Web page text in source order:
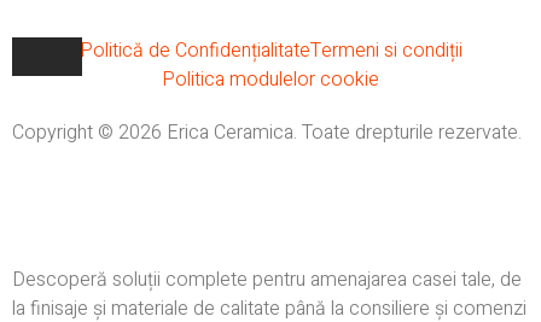
Politică de ConfidențialitateTermeni si condiții
Politica modulelor cookie
Copyright © 2026 Erica Ceramica. Toate drepturile rezervate.
Descoperă soluții complete pentru amenajarea casei tale, de
la finisaje și materiale de calitate până la consiliere și comenzi